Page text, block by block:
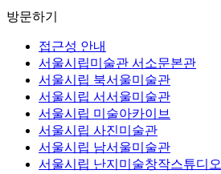
방문하기
접근성 안내
서울시립미술관 서소문본관
서울시립 북서울미술관
서울시립 서서울미술관
서울시립 미술아카이브
서울시립 사진미술관
서울시립 남서울미술관
서울시립 난지미술창작스튜디오